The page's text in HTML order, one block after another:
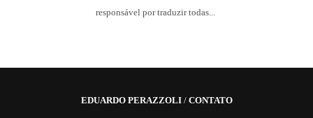
responsável por traduzir todas...
EDUARDO PERAZZOLI/ CONTATO